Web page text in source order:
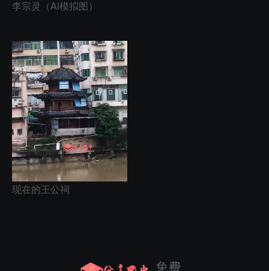
李宗灵（AI模拟图）
现在的王公祠